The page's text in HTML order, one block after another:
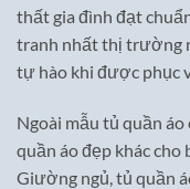
thất gia đình đạt
tranh nhất thị trường
tự hào khi được phục
Ngoài mẫu tủ quần
quần áo đẹp khác cho
Giường ngủ, tủ quần